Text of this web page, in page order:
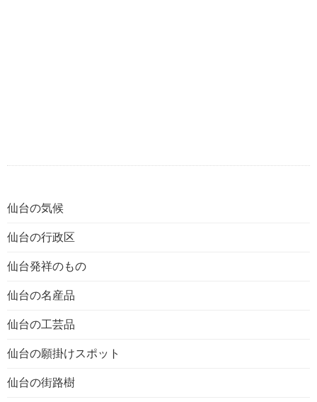
仙台の気候
仙台の行政区
仙台発祥のもの
仙台の名産品
仙台の工芸品
仙台の願掛けスポット
仙台の街路樹